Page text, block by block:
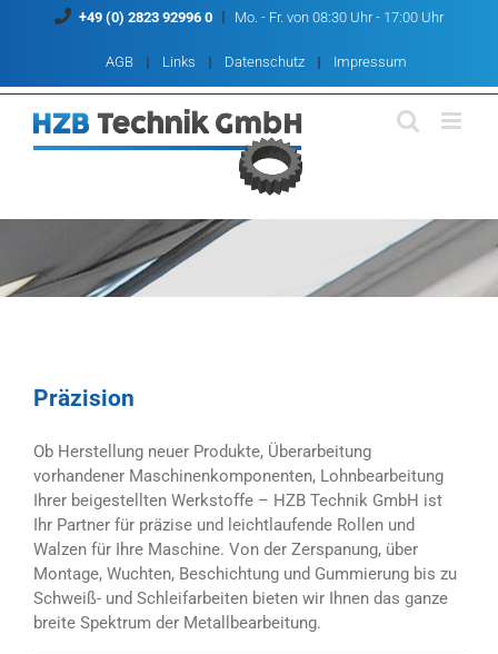
+49 (0) 2823 92996 0 Mo. - Fr. von 08:30 Uhr - 17:00 Uhr
AGB Links Datenschutz Impressum
Präzision
Ob Herstellung neuer Produkte, Überarbeitung
vorhandener Maschinenkomponenten, Lohnbearbeitung
Ihrer beigestellten Werkstoffe – HZB Technik GmbH ist
Ihr Partner für präzise und leichtlaufende Rollen und
Walzen für Ihre Maschine. Von der Zerspanung, über
Montage, Wuchten, Beschichtung und Gummierung bis zu
Schweiß- und Schleifarbeiten bieten wir Ihnen das ganze
breite Spektrum der Metallbearbeitung.